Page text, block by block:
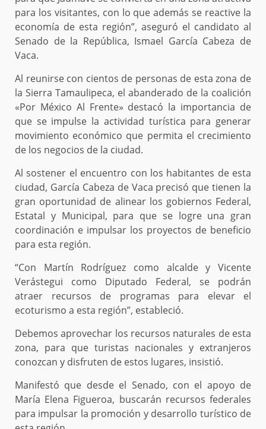
para los visitantes, con lo que además se reactive la
economía de esta región”, aseguró el candidato al
Senado de la República, Ismael García Cabeza de
Vaca.
Al reunirse con cientos de personas de esta zona de
la Sierra Tamaulipeca, el abanderado de la coalición
«Por México Al Frente» destacó la importancia de
que se impulse la actividad turística para generar
movimiento económico que permita el crecimiento
de los negocios de la ciudad.
Al sostener el encuentro con los habitantes de esta
ciudad, García Cabeza de Vaca precisó que tienen la
gran oportunidad de alinear los gobiernos Federal,
Estatal y Municipal, para que se logre una gran
coordinación e impulsar los proyectos de beneficio
para esta región.
“Con Martín Rodríguez como alcalde y Vicente
Verástegui como Diputado Federal, se podrán
atraer recursos de programas para elevar el
ecoturismo a esta región”, estableció.
Debemos aprovechar los recursos naturales de esta
zona, para que turistas nacionales y extranjeros
conozcan y disfruten de estos lugares, insistió.
Manifestó que desde el Senado, con el apoyo de
María Elena Figueroa, buscarán recursos federales
para impulsar la promoción y desarrollo turístico de